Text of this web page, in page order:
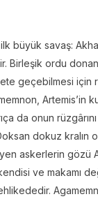
ilk büyük savaş:
ordu
geçebilmesi için
Artemis’in
da onun
dokuz kralın
askerlerin gözü
ve makamı